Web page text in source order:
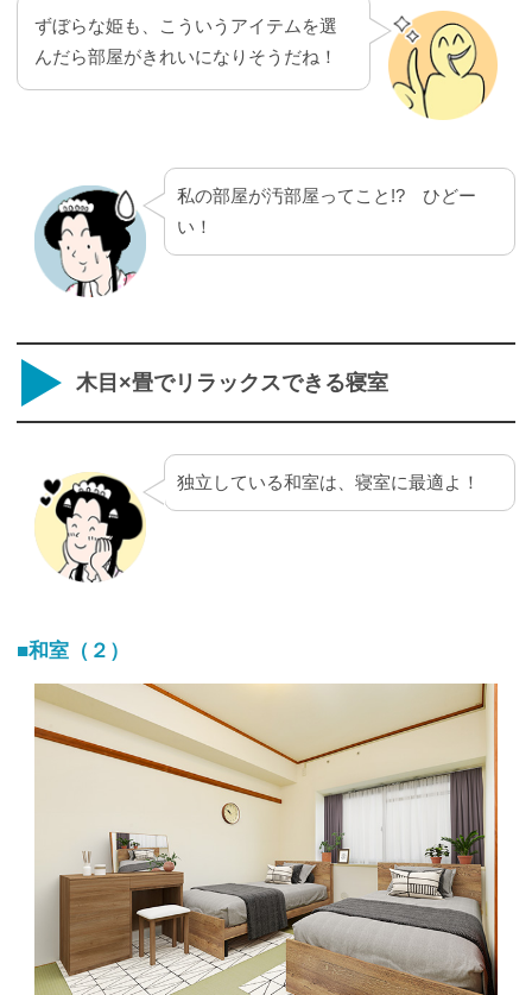
ずぼらな姫も、こういうアイテムを選
んだら部屋がきれいになりそうだね！
私の部屋が汚部屋ってこと!? ひどー
い！
木目×畳でリラックスできる寝室
独立している和室は、寝室に最適よ！
■和室（２）